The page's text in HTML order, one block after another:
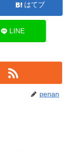
はてブ
LINE
penan